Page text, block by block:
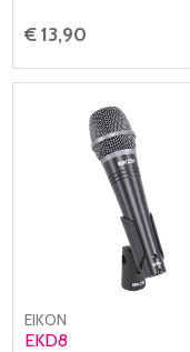
€ 13,90
EIKON
EKD8